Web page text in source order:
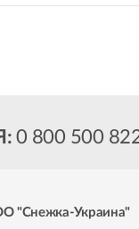
0 800 500
"Снежка-Украина"